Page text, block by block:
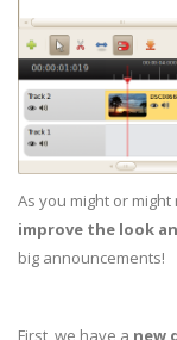
As you might or
improve the look
big announcements!
First, we have a new